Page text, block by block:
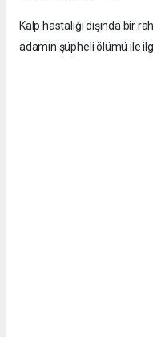
Kalp hastalığı dışında bir
adamın şüpheli ölümü ile